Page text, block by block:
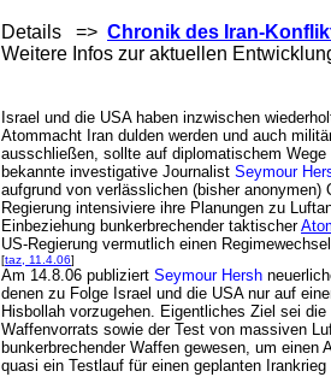
Details => Chronik des Iran-
Weitere Infos zur aktuellen
Israel und die USA haben inzwischen
Atommacht Iran dulden werden und auch
ausschließen, sollte auf diplomatischem
bekannte investigative Journalist Seymour
aufgrund von verlässlichen (bisher anonymen)
Regierung intensiviere ihre Planungen zu
Einbeziehung bunkerbrechender taktischer
US-Regierung vermutlich einen
[taz, 11.4.06]
Am 14.8.06 publiziert Seymour Hersh
denen zu Folge Israel und die USA nur auf
Hisbollah vorzugehen. Eigentliches Ziel sei
Waffenvorrats sowie der Test von massiven
bunkerbrechender Waffen gewesen, um einen
quasi ein Testlauf für einen geplanten